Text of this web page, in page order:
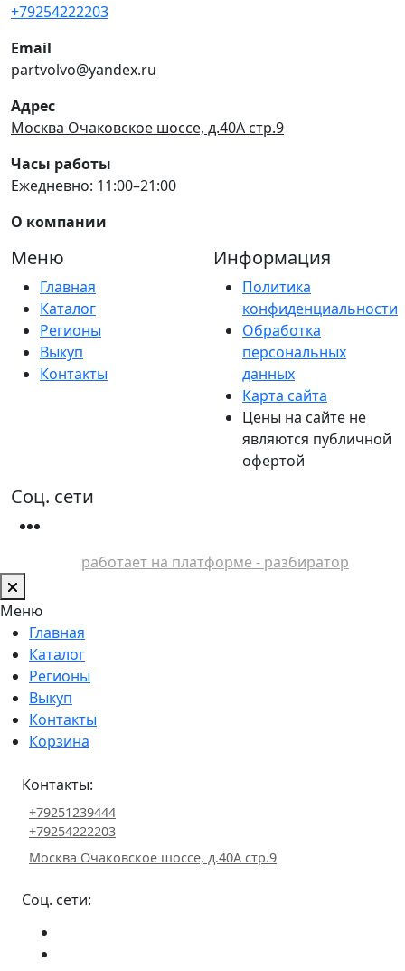
+79254222203
Email
partvolvo@yandex.ru
Адрес
Москва Очаковское шоссе, д.40А стр.9
Часы работы
Ежедневно: 11:00–21:00
О компании
Меню
Главная
Каталог
Регионы
Выкуп
Контакты
Информация
Политика
конфиденциальности
Обработка
персональных
данных
Карта сайта
Цены на сайте не
являются публичной
офертой
Соц. сети
работает на платформе - разбиратор
Меню
Главная
Каталог
Регионы
Выкуп
Контакты
Корзина
Контакты:
+79251239444
+79254222203
Москва Очаковское шоссе, д.40А стр.9
Соц. сети: